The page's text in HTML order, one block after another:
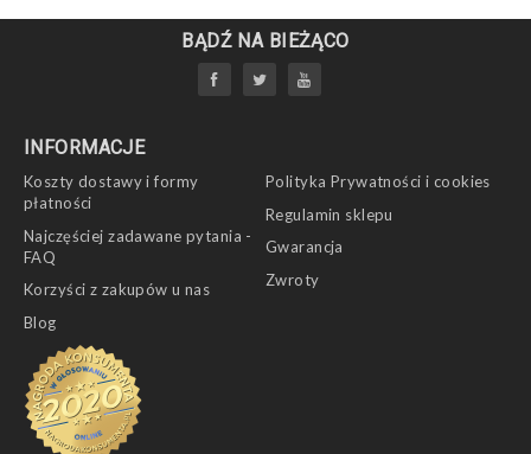
BĄDŹ NA BIEŻĄCO
INFORMACJE
Koszty dostawy i formy
płatności
Najczęściej zadawane pytania -
FAQ
Korzyści z zakupów u nas
Blog
Polityka Prywatności i cookies
Regulamin sklepu
Gwarancja
Zwroty